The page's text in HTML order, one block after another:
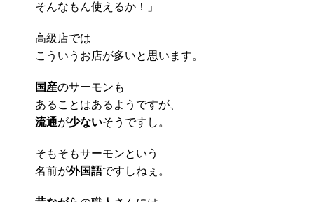
そんなもん使えるか！」
高級店では
こういうお店が多いと思います。
国産のサーモンも
あることはあるようですが、
流通が少ないそうですし。
そもそもサーモンという
名前が外国語ですしねぇ。